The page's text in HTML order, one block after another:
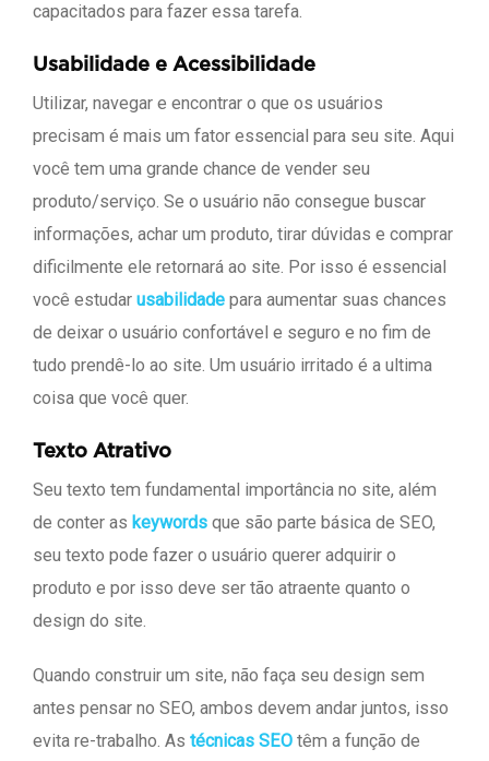
capacitados para fazer essa tarefa.
Usabilidade e Acessibilidade
Utilizar, navegar e encontrar o que os usuários
precisam é mais um fator essencial para seu site. Aqui
você tem uma grande chance de vender seu
produto/serviço. Se o usuário não consegue buscar
informações, achar um produto, tirar dúvidas e comprar
dificilmente ele retornará ao site. Por isso é essencial
você estudar usabilidade para aumentar suas chances
de deixar o usuário confortável e seguro e no fim de
tudo prendê-lo ao site. Um usuário irritado é a ultima
coisa que você quer.
Texto Atrativo
Seu texto tem fundamental importância no site, além
de conter as keywords que são parte básica de SEO,
seu texto pode fazer o usuário querer adquirir o
produto e por isso deve ser tão atraente quanto o
design do site.
Quando construir um site, não faça seu design sem
antes pensar no SEO, ambos devem andar juntos, isso
evita re-trabalho. As técnicas SEO têm a função de